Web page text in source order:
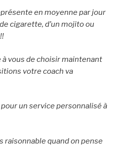
en moyenne par jour
cigarette, d’un mojito ou
à vous de choisir maintenant
votre coach va
pour un service personnalisé à
raisonnable quand on pense